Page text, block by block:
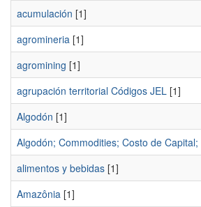
acumulación [1]
agromineria [1]
agromining [1]
agrupación territorial Códigos JEL [1]
Algodón [1]
Algodón; Commodities; Costo de
alimentos y bebidas [1]
Amazônia [1]